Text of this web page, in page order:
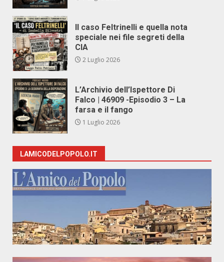
Il caso Feltrinelli e quella nota
speciale nei file segreti della
CIA
2 Luglio 2026
L’Archivio dell’Ispettore Di
Falco | 46909 -Episodio 3 – La
farsa e il fango
1 Luglio 2026
LAMICODELPOPOLO.IT